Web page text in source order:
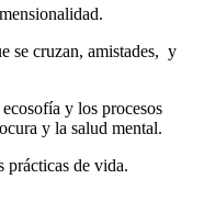
se cruzan, amistades, y
y los procesos
y la salud mental.
prácticas de vida.